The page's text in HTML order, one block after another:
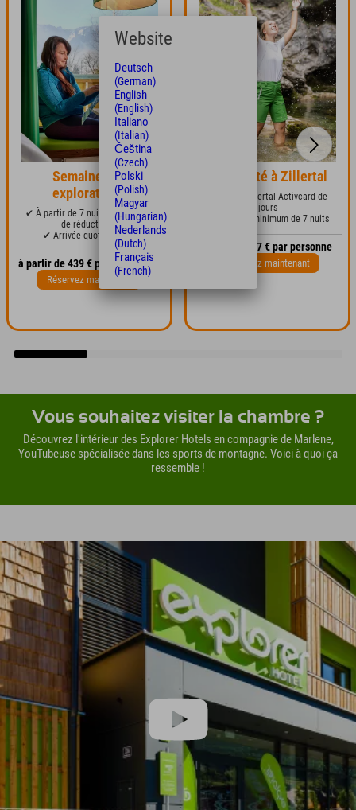
Semaine des
explorateurs
✔ À partir de 7 nuits avec 15 %
de réduction
✔ Arrivée quotidienne
à partir de 439 € par personne
Réservez maintenant
Offre d'été à Zillertal
✔ Inclut la Zillertal Activcard de
6 jours
✔ Séjour minimum de 7 nuits
à partir de 537 € par personne
Réservez maintenant
Vous souhaitez visiter la chambre ?
Découvrez l'intérieur des Explorer Hotels en compagnie de Marlene,
YouTubeuse spécialisée dans les sports de montagne. Voici à quoi ça
ressemble !
Website
Deutsch
(German)
English
(English)
Italiano
(Italian)
Čeština
(Czech)
Polski
(Polish)
Magyar
(Hungarian)
Nederlands
(Dutch)
Français
(French)